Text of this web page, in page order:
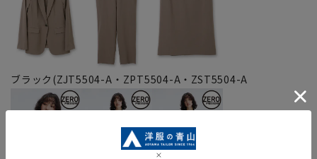
ブラック(ZJT5504-A・ZPT5504-A・ZST5504-A